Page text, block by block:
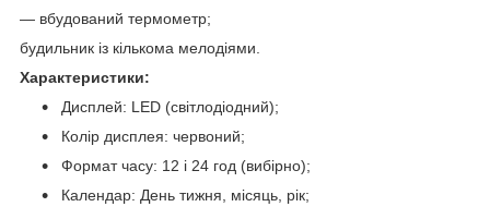
― вбудований термометр;
будильник із кількома мелодіями.
Характеристики:
Дисплей: LED (світлодіодний);
Колір дисплея: червоний;
Формат часу: 12 і 24 год (вибірно);
Календар: День тижня, місяць, рік;